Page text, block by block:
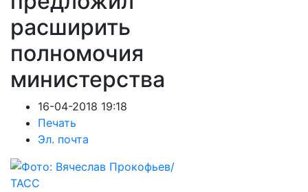
расширить
полномочия
министерства
16-04-2018 19:18
Печать
Эл. почта